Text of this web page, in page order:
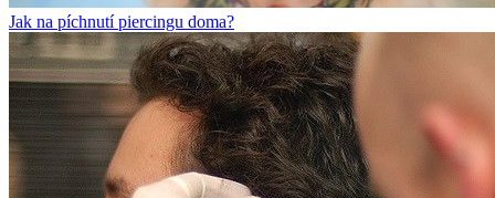
Jak na píchnutí piercingu doma?